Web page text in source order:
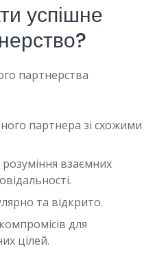
успішне
партнерства
партнера зі схожими
взаємних
та відкрито.
для
цілей.